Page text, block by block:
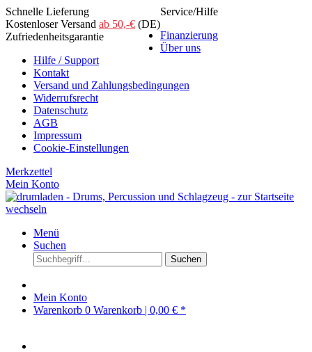
Schnelle Lieferung
Kostenloser Versand ab 50,-€ (DE)
Zufriedenheitsgarantie
Service/Hilfe
Finanzierung
Über uns
Hilfe / Support
Kontakt
Versand und Zahlungsbedingungen
Widerrufsrecht
Datenschutz
AGB
Impressum
Cookie-Einstellungen
Merkzettel
Mein Konto
Menü
Suchen
Suchen
Mein Konto
Warenkorb 0 Warenkorb | 0,00 € *